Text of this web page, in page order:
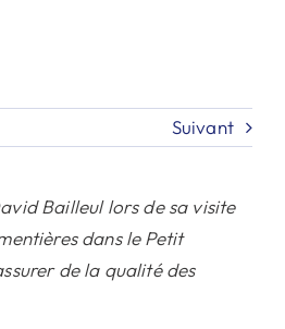
Suivant
Bailleul lors de sa visite
dans le Petit
de la qualité des